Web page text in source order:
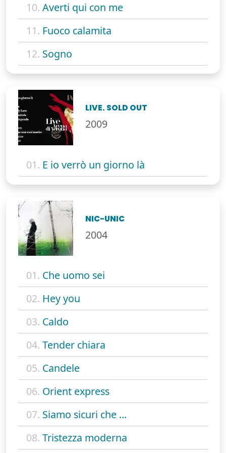
10. Averti qui con me
11. Fuoco calamita
12. Sogno
LIVE. SOLD OUT
2009
01. E io verrò un giorno là
NIC-UNIC
2004
01. Che uomo sei
02. Hey you
03. Caldo
04. Tender chiara
05. Candele
06. Orient express
07. Siamo sicuri che ...
08. Tristezza moderna